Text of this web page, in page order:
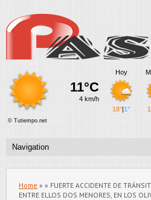
Home » » FUERTE ACCIDENTE DE
ENTRE ELLOS DOS MENORES, EN LOS